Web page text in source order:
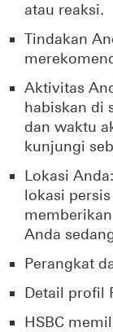
atau reaksi.
Tindakan
Aktivitas
habiskan di
dan waktu
kunjungi
Lokasi
lokasi
Anda
Perangkat
Detail profil
HSBC